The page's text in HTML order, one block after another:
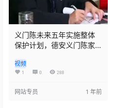
义门陈未来五年实施整体
保护计划，德安义门陈家
视频
1 0 288
网站专员 1 年前